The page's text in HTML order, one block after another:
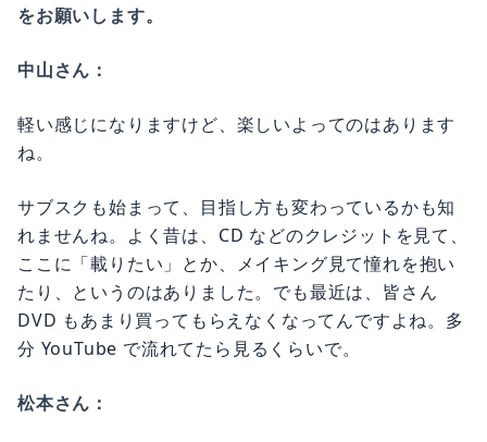
をお願いします。
中山さん：
軽い感じになりますけど、楽しいよってのはあります
ね。
サブスクも始まって、目指し方も変わっているかも知
れませんね。よく昔は、CD などのクレジットを見て、
ここに「載りたい」とか、メイキング見て憧れを抱い
たり、というのはありました。でも最近は、皆さん
DVD もあまり買ってもらえなくなってんですよね。多
分 YouTube で流れてたら見るくらいで。
松本さん：